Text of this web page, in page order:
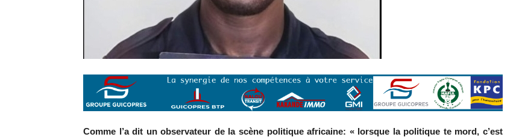
Comme l’a dit un observateur de la scène politique africaine: « lorsque la politique te mord, c’est